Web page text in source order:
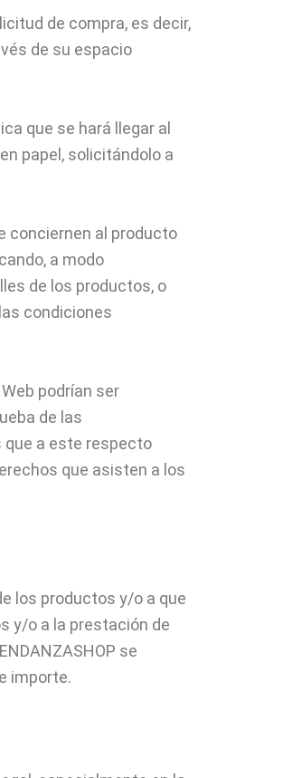
de compra, es decir,
de su espacio
que se hará llegar al
papel, solicitándolo a
conciernen al producto
a modo
de los productos, o
condiciones
podrían ser
de las
que a este respecto
que asisten a los
los productos y/o a que
y/o a la prestación de
se
importe.